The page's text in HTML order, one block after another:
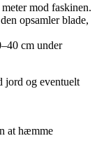
mod faskinen.
opsamler blade,
cm under
jord og eventuelt
at hæmme